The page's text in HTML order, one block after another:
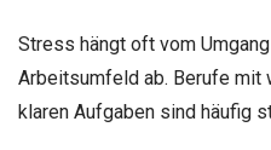
Stress hängt oft vom
Arbeitsumfeld ab. Berufe mit
klaren Aufgaben sind häufig